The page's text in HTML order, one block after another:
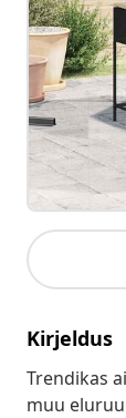
Kirjeldus
Trendikas
muu